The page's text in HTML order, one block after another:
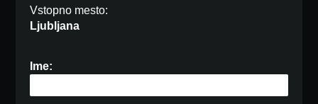
Vstopno mesto:
Ljubljana
Ime: